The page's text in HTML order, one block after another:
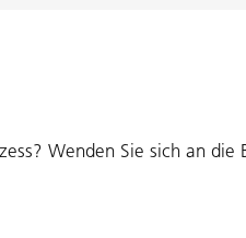
Wenden Sie sich an die